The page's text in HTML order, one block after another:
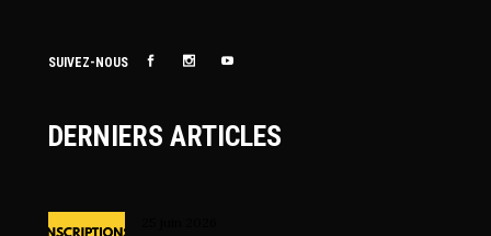
SUIVEZ-NOUS
DERNIERS ARTICLES